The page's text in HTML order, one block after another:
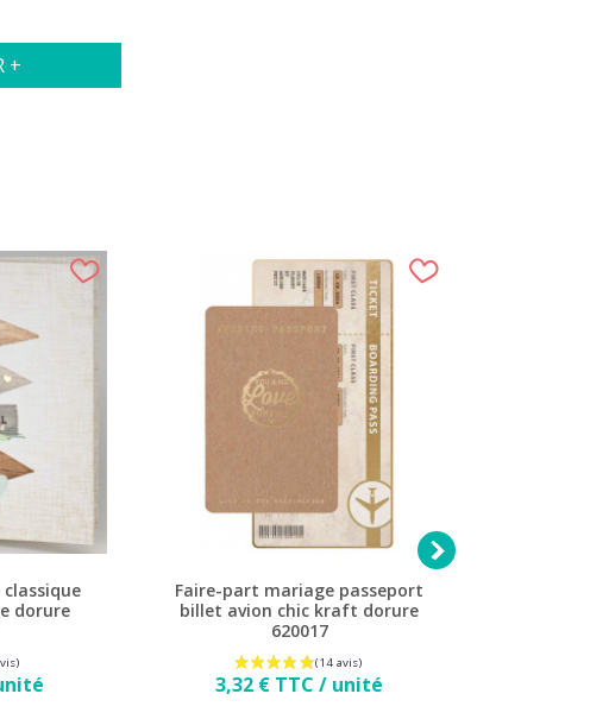
+
dorure
Faire-part mariage passeport
billet avion chic kraft dorure
620017
Prix
3,32 € TTC / unité
